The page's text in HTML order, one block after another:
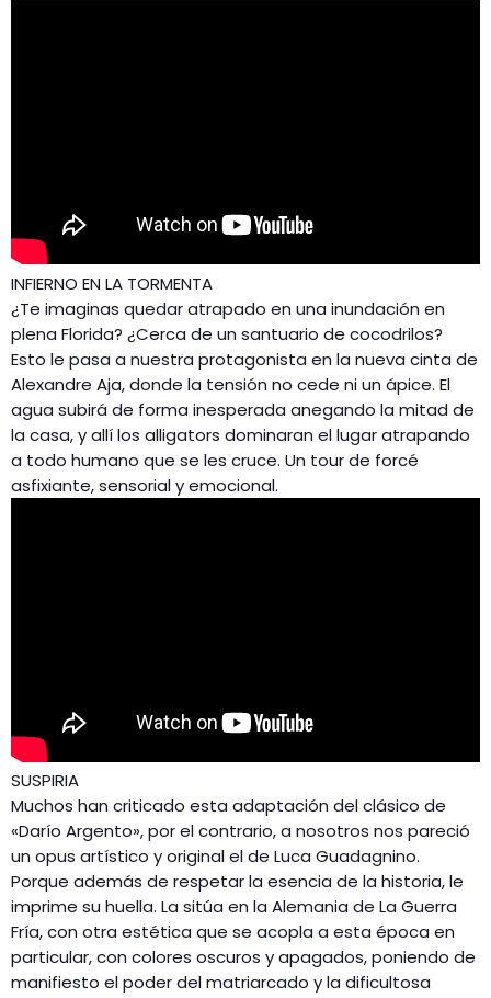
INFIERNO EN LA TORMENTA
¿Te imaginas quedar atrapado en una inundación en
plena Florida? ¿Cerca de un santuario de cocodrilos?
Esto le pasa a nuestra protagonista en la nueva cinta de
Alexandre Aja, donde la tensión no cede ni un ápice. El
agua subirá de forma inesperada anegando la mitad de
la casa, y allí los alligators dominaran el lugar atrapando
a todo humano que se les cruce. Un tour de forcé
asfixiante, sensorial y emocional.
SUSPIRIA
Muchos han criticado esta adaptación del clásico de
«Darío Argento», por el contrario, a nosotros nos pareció
un opus artístico y original el de Luca Guadagnino.
Porque además de respetar la esencia de la historia, le
imprime su huella. La sitúa en la Alemania de La Guerra
Fría, con otra estética que se acopla a esta época en
particular, con colores oscuros y apagados, poniendo de
manifiesto el poder del matriarcado y la dificultosa